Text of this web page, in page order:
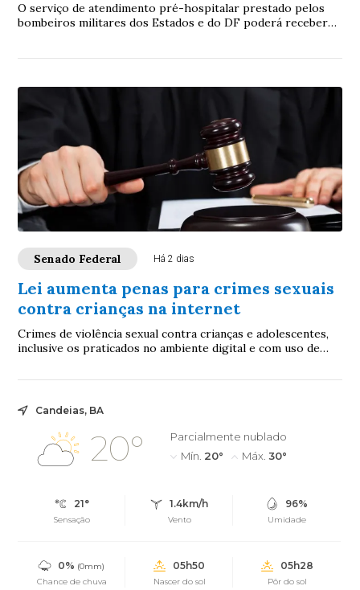
O serviço de atendimento pré-hospitalar prestado pelos
bombeiros militares dos Estados e do DF poderá receber
Senado Federal Há 2 dias
Lei aumenta penas para crimes sexuais
contra crianças na internet
Crimes de violência sexual contra crianças e adolescentes,
inclusive os praticados no ambiente digital e com uso de
Candeias, BA
20°
Parcialmente nublado
Mín. 20° Máx. 30°
21°
Sensação
1.4km/h
Vento
96%
Umidade
0% (0mm)
Chance de chuva
05h50
Nascer do sol
05h28
Pôr do sol